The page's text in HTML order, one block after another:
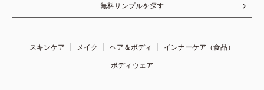
無料サンプルを探す
スキンケア メイク ヘア＆ボディ
インナーケア（食品）
ボディウェア